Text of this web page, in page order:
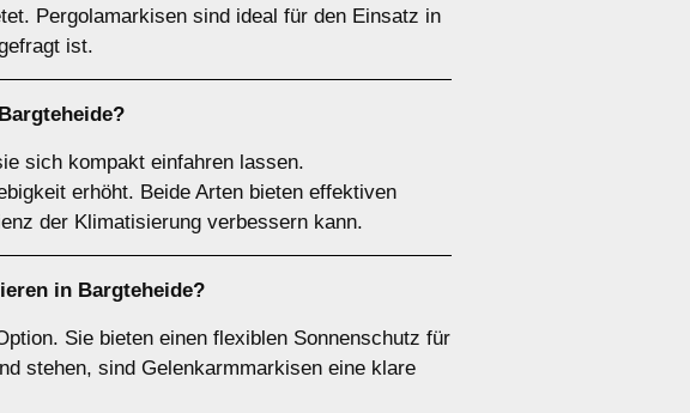
Pergolamarkisen sind ideal für den Einsatz in
ist.
sich kompakt einfahren lassen.
erhöht. Beide Arten bieten effektiven
der Klimatisierung verbessern kann.
in Bargteheide?
Sie bieten einen flexiblen Sonnenschutz für
stehen, sind Gelenkarmmarkisen eine klare